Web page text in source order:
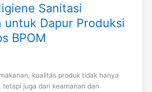
Sanitasi
untuk Dapur Produksi
BPOM
kualitas produk tidak hanya
tetapi juga dari keamanan dan